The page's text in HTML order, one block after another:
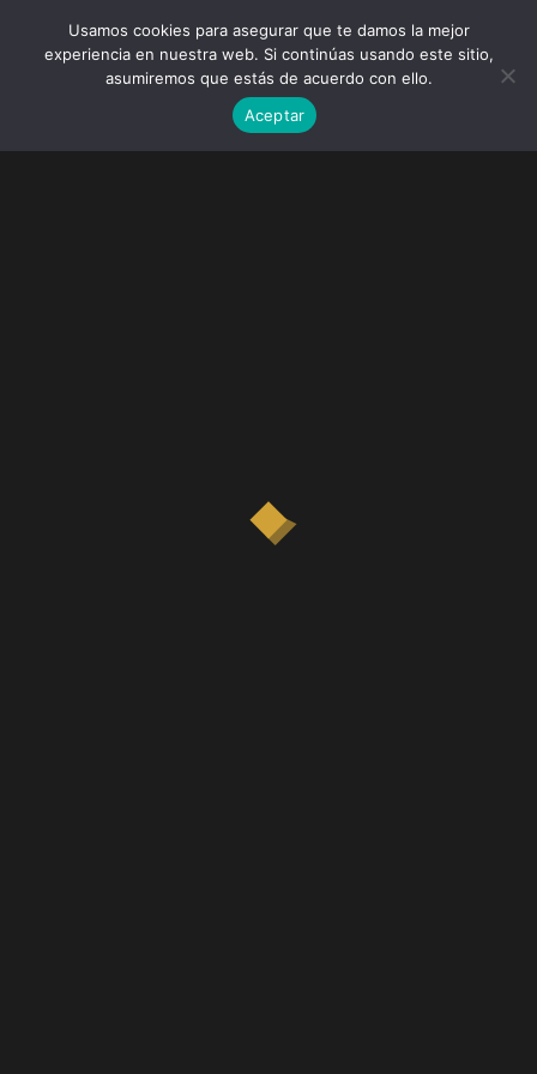
Usamos cookies para asegurar que te damos la mejor
experiencia en nuestra web. Si continúas usando este sitio,
asumiremos que estás de acuerdo con ello.
Aceptar